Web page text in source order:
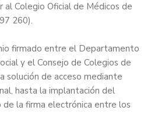
al Colegio Oficial de Médicos de
260).
firmado entre el Departamento
y el Consejo de Colegios de
solución de acceso mediante
hasta la implantación del
la firma electrónica entre los